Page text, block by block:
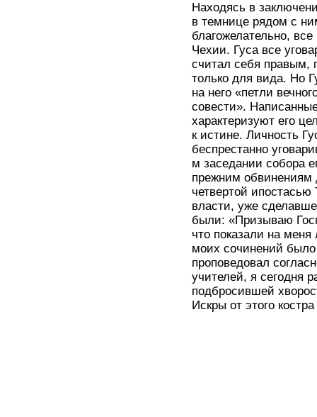
Находясь в
в темнице рядом с
благожелательно,
Чехии. Гуса все
считал себя правым,
только для вида. Но
на него «петли
совести».
характеризуют его
к истине. Личность
беспрестанно
м заседании собора
прежним обвинениям
четвертой
власти, уже
были: «Призываю
что показали на
моих сочинений было
проповедовал
учителей, я сегодня
подбросившей
Искры от этого